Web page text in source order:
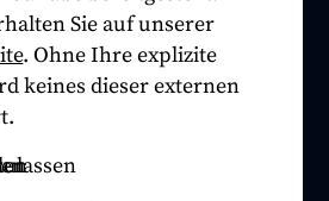
Sie auf unserer
. Ohne Ihre explizite
keines dieser externen